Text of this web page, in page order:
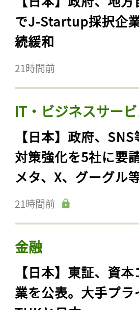
でJ-Startup採択企
続緩和
21時間前
IT・ビジネスサー
【日本】政府、
対策強化を5社に要
メタ、X、グーグル
21時間前
金融
【日本】東証、資
業を公表。大手プ